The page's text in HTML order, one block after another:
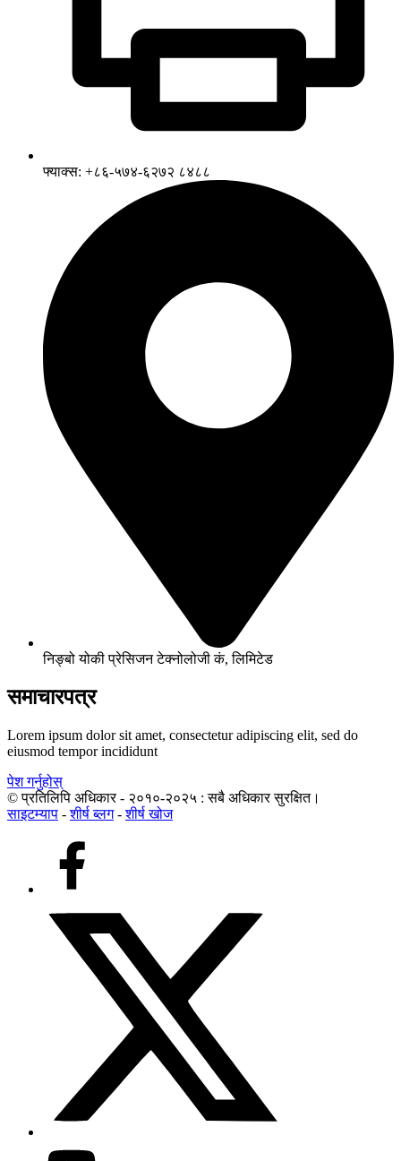
फ्याक्स: +८६-५७४-६२७२ ८४८८
निङ्बो योकी प्रेसिजन टेक्नोलोजी कं, लिमिटेड
समाचारपत्र
Lorem ipsum dolor sit amet, consectetur adipiscing elit, sed do
eiusmod tempor incididunt
पेश गर्नुहोस्
© प्रतिलिपि अधिकार - २०१०-२०२५ : सबै अधिकार सुरक्षित।
साइटम्याप -शीर्ष ब्लग-शीर्ष खोज